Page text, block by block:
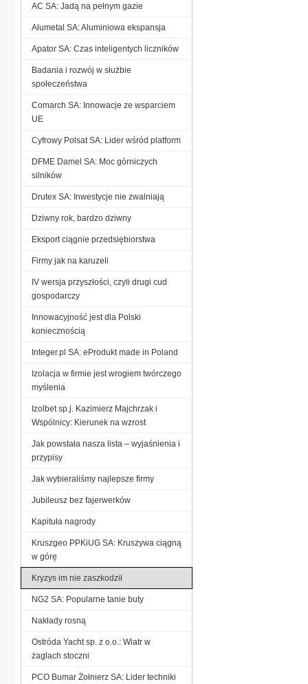
AC SA: Jadą na pełnym gazie
Alumetal SA: Aluminiowa ekspansja
Apator SA: Czas inteligentych liczników
Badania i rozwój w służbie
społeczeństwa
Comarch SA: Innowacje ze wsparciem
UE
Cyfrowy Polsat SA: Lider wśród platform
DFME Damel SA: Moc górniczych
silników
Drutex SA: Inwestycje nie zwalniają
Dziwny rok, bardzo dziwny
Eksport ciągnie przedsiębiorstwa
Firmy jak na karuzeli
IV wersja przyszłości, czyli drugi cud
gospodarczy
Innowacyjność jest dla Polski
koniecznością
Integer.pl SA: eProdukt made in Poland
Izolacja w firmie jest wrogiem twórczego
myślenia
Izolbet sp.j. Kazimierz Majchrzak i
Wspólnicy: Kierunek na wzrost
Jak powstała nasza lista – wyjaśnienia i
przypisy
Jak wybieraliśmy najlepsze firmy
Jubileusz bez fajerwerków
Kapituła nagrody
Kruszgeo PPKiUG SA: Kruszywa ciągną
w górę
Kryzys im nie zaszkodził
NG2 SA: Popularne tanie buty
Nakłady rosną
Ostróda Yacht sp. z o.o.: Wiatr w
żaglach stoczni
PCO Bumar Żołnierz SA: Lider techniki